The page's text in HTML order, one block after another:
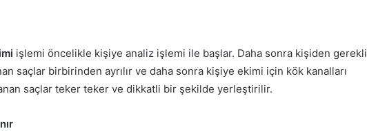
işlemi öncelikle kişiye analiz işlemi ile başlar. Daha sonra kişiden gerekli
saçlar birbirinden ayrılır ve daha sonra kişiye ekimi için kök kanalları
saçlar teker teker ve dikkatli bir şekilde yerleştirilir.